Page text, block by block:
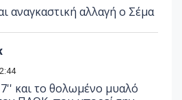
αναγκαστική αλλαγή ο Σέμα
και το θολωμένο μυαλό